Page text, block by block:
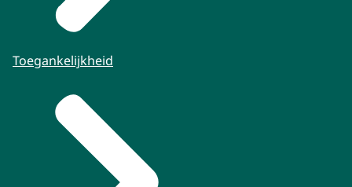
Toegankelijkheid